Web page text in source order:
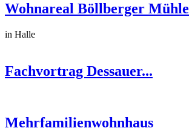
Wohnareal Böllberger Mühle
in Halle
Fachvortrag Dessauer...
Mehrfamilienwohnhaus